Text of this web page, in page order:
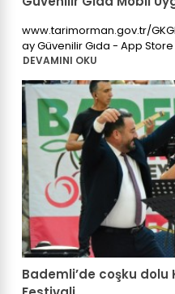
www.tarimorman.gov.tr/
ay ‎Güvenilir Gıda - App Store
DEVAMINI OKU
Bademli’de coşku dolu